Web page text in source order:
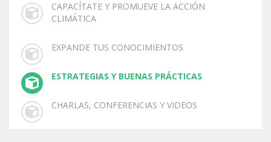
CAPACÍTATE Y PROMUEVE LA ACCIÓN
CLIMÁTICA
EXPANDE TUS CONOCIMIENTOS
ESTRATEGIAS Y BUENAS PRÁCTICAS
CHARLAS, CONFERENCIAS Y VIDEOS